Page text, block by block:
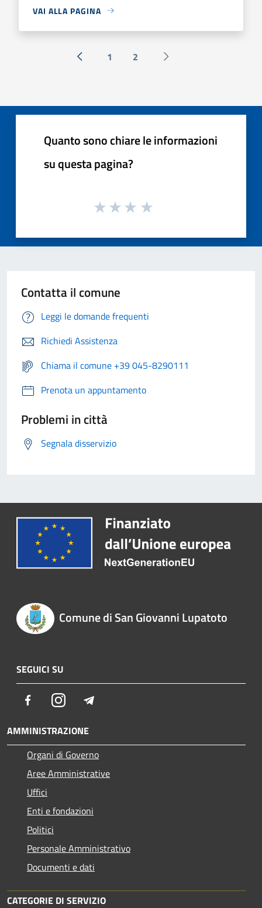
VAI ALLA PAGINA
« Precedente
1 2 Successiva »
Quanto sono chiare le informazioni
su questa pagina?
Contatta il comune
Leggi le domande frequenti
Richiedi Assistenza
Chiama il comune +39 045-8290111
Prenota un appuntamento
Problemi in città
Segnala disservizio
Comune di San Giovanni Lupatoto
SEGUICI SU
FacebookInstagram
AMMINISTRAZIONE
Organi di Governo
Aree Amministrative
Uffici
Enti e fondazioni
Politici
Personale Amministrativo
Documenti e dati
CATEGORIE DI SERVIZIO